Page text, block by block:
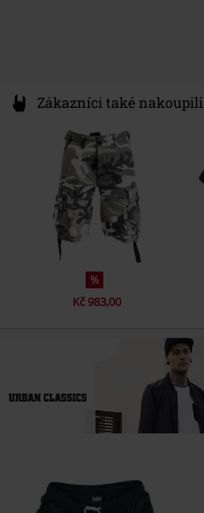
Zákazníci také nakoupili
%
Kč 983,00